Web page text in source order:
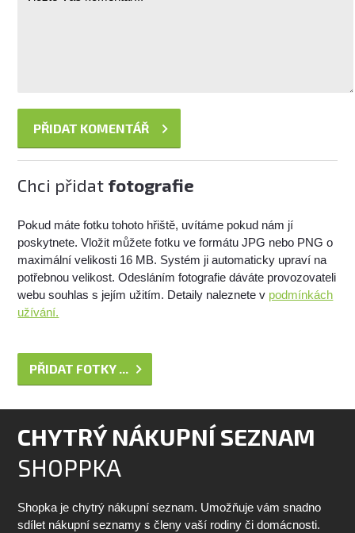
Chci přidat fotografie
Pokud máte fotku tohoto hřiště, uvítáme pokud nám jí
poskytnete. Vložit můžete fotku ve formátu JPG nebo PNG o
maximální velikosti 16 MB. Systém ji automaticky upraví na
potřebnou velikost. Odesláním fotografie dáváte provozovateli
webu souhlas s jejím užitím. Detaily naleznete v podmínkách
užívání.
PŘIDAT FOTKY ...
CHYTRÝ NÁKUPNÍ SEZNAM
SHOPPKA
Shopka je chytrý nákupní seznam. Umožňuje vám snadno
sdílet nákupní seznamy s členy vaší rodiny či domácnosti.